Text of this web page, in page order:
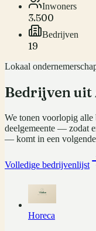
Inwoners
3.500
Bedrijven
19
Lokaal
Bedrijven uit
We tonen voorlopig
deelgemeente — zodat
— komt in een volgende
Volledige bedrijvenlijst
Horeca